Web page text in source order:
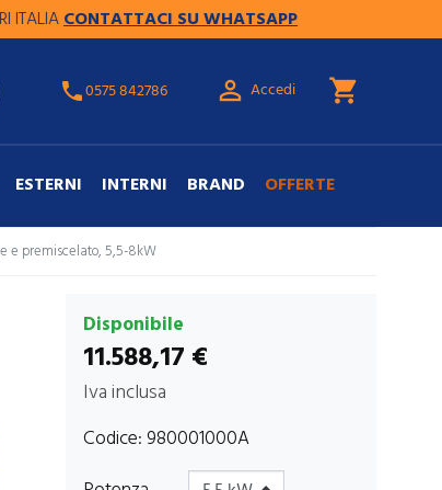
CONTATTACI SU WHATSAPP
phone0575 842786  Accedi shopping_cart
ESTERNI INTERNI BRAND OFFERTE
e premiscelato, 5,5-8kW
Disponibile
11.588,17 €
Iva inclusa
Codice: 980001000A